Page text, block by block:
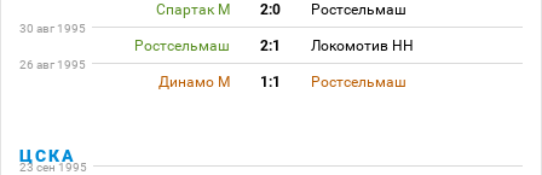
Спартак М 2:0 Ростсельмаш
30 авг 1995
Ростсельмаш 2:1 Локомотив НН
26 авг 1995
Динамо М 1:1 Ростсельмаш
ЦСКА
23 сен 1995